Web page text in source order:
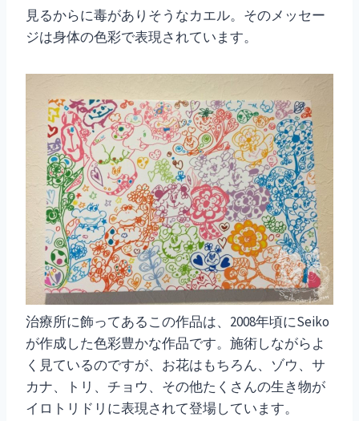
見るからに毒がありそうなカエル。そのメッセー
ジは身体の色彩で表現されています。
治療所に飾ってあるこの作品は、2008年頃にSeiko
が作成した色彩豊かな作品です。施術しながらよ
く見ているのですが、お花はもちろん、ゾウ、サ
カナ、トリ、チョウ、その他たくさんの生き物が
イロトリドリに表現されて登場しています。